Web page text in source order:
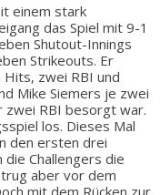
einem stark
das Spiel mit 9-1
Shutout-Innings
Strikeouts. Er
zwei RBI und
Mike Siemers je zwei
zwei RBI besorgt war.
los. Dieses Mal
den ersten drei
Challengers die
aber vor dem
mit dem Rücken zur